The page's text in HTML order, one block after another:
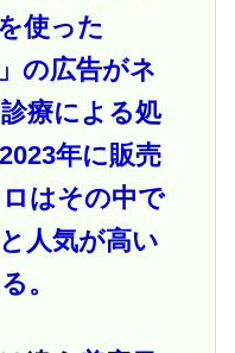
使った
の広告がネ
療による処
年に販売
はその中で
人気が高い
。